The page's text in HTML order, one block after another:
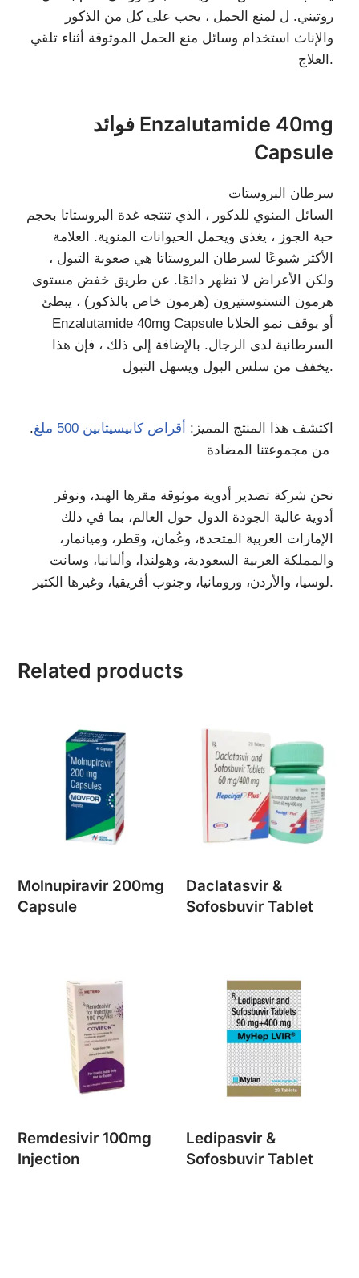
روتيني. ل لمنع الحمل ، يجب على كل من الذكور
والإناث استخدام وسائل منع الحمل الموثوقة أثناء تلقي
العلاج.
فوائد Enzalutamide 40mg
Capsule
سرطان البروستات
السائل المنوي للذكور ، الذي تنتجه غدة البروستاتا بحجم
حبة الجوز ، يغذي ويحمل الحيوانات المنوية. العلامة
الأكثر شيوعًا لسرطان البروستاتا هي صعوبة التبول ،
ولكن الأعراض لا تظهر دائمًا. عن طريق خفض مستوى
هرمون التستوستيرون (هرمون خاص بالذكور) ، يبطئ
Enzalutamide 40mg Capsule أو يوقف نمو الخلايا
السرطانية لدى الرجال. بالإضافة إلى ذلك ، فإن هذا
يخفف من سلس البول ويسهل التبول.
اكتشف هذا المنتج المميز: أقراص كابيسيتابين 500 ملغ
.
نحن شركة تصدير أدوية موثوقة مقرها الهند، ونوفر
أدوية عالية الجودة الدول حول العالم، بما في ذلك
الإمارات العربية المتحدة، وعُمان، وقطر، وميانمار،
والمملكة العربية السعودية، وهولندا، وألبانيا، وسانت
لوسيا، والأردن، ورومانيا، وجنوب أفريقيا، وغيرها الكثير.
Related products
Molnupiravir 200mg
Capsule
Daclatasvir &
Sofosbuvir Tablet
Remdesivir 100mg
Injection
Ledipasvir &
Sofosbuvir Tablet